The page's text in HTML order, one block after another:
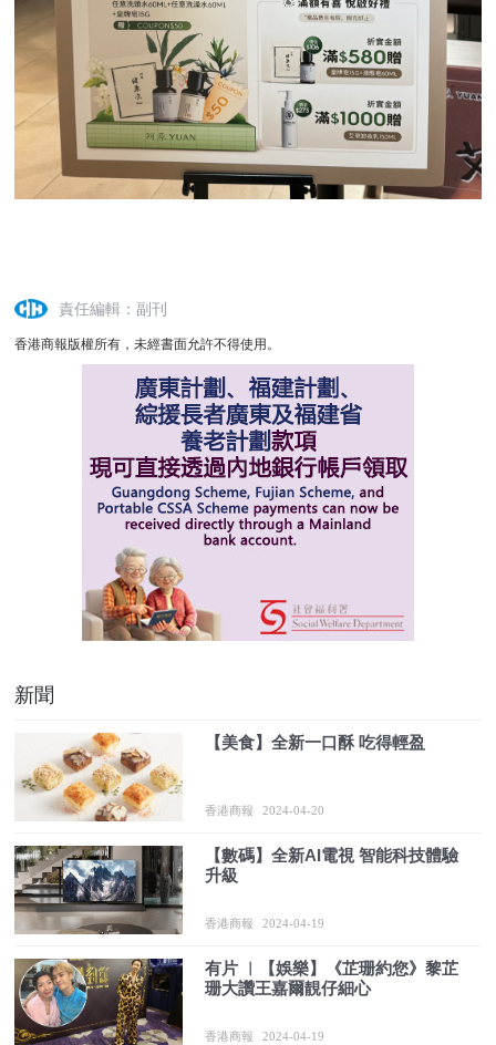
責任編輯：副刊
香港商報版權所有，未經書面允許不得使用。
新聞
【美食】全新一口酥 吃得輕盈
香港商報 2024-04-20
【數碼】全新AI電視 智能科技體驗
升級
香港商報 2024-04-19
有片 ︳【娛樂】《芷珊約您》黎芷
珊大讚王嘉爾靚仔細心
香港商報 2024-04-19